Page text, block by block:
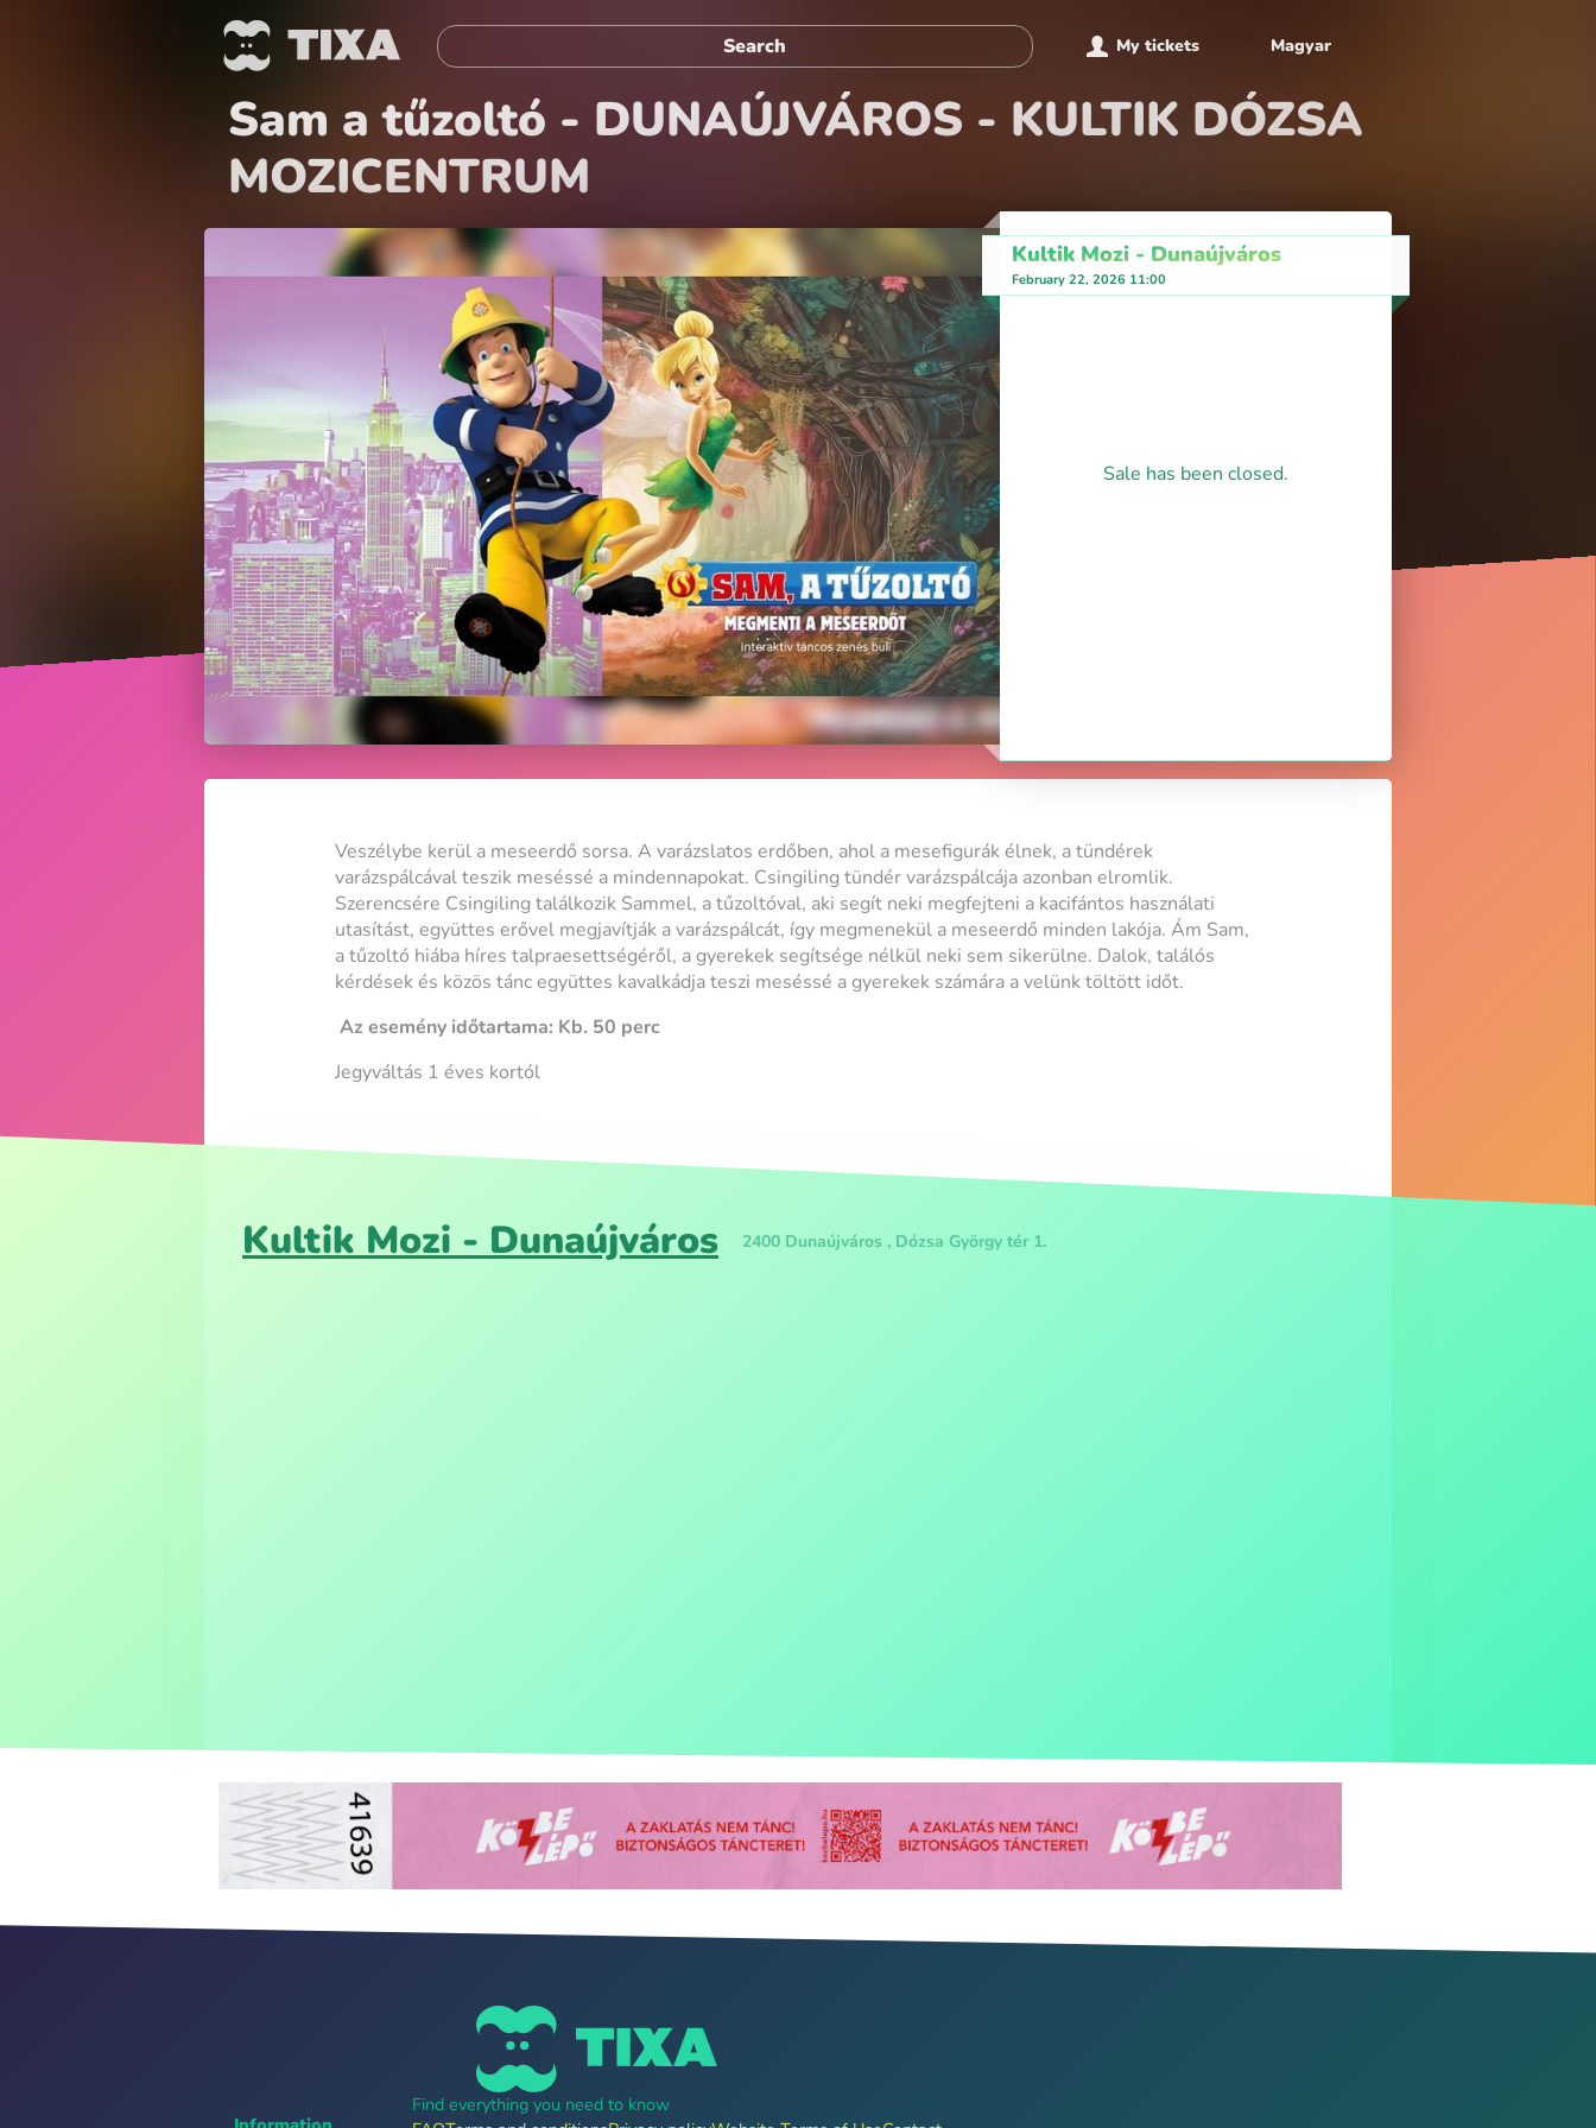
My tickets Magyar
Sam a tűzoltó - DUNAÚJVÁROS - KULTIK DÓZSA
MOZICENTRUM
Kultik Mozi - Dunaújváros
February 22, 2026 11:00
Sale has been closed.
Veszélybe kerül a meseerdő sorsa. A varázslatos erdőben, ahol a mesefigurák élnek, a tündérek
varázspálcával teszik meséssé a mindennapokat. Csingiling tündér varázspálcája azonban elromlik.
Szerencsére Csingiling találkozik Sammel, a tűzoltóval, aki segít neki megfejteni a kacifántos használati
utasítást, együttes erővel megjavítják a varázspálcát, így megmenekül a meseerdő minden lakója. Ám Sam,
a tűzoltó hiába híres talpraesettségéről, a gyerekek segítsége nélkül neki sem sikerülne. Dalok, találós
kérdések és közös tánc együttes kavalkádja teszi meséssé a gyerekek számára a velünk töltött időt.
Az esemény időtartama: Kb. 50 perc
Jegyváltás 1 éves kortól
Kultik Mozi - Dunaújváros 2400 Dunaújváros , Dózsa György tér 1.
Find everything you need to know